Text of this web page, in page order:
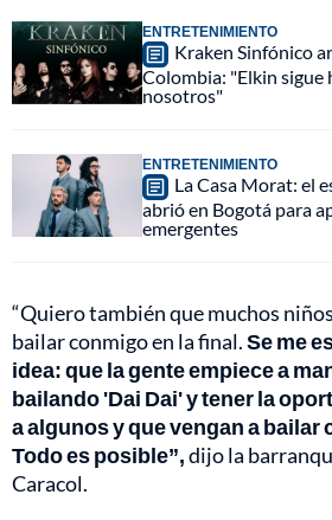
ENTRETENIMIENTO
Kraken Sinfónico
Colombia: "Elkin sigue
nosotros"
ENTRETENIMIENTO
La Casa Morat: el
abrió en Bogotá para
emergentes
“Quiero también que muchos
bailar conmigo en la final.Se me
idea: que la gente empiece a
bailando 'Dai Dai' y tener la
a algunos y que vengan a bailar
Todo es posible”,dijo la
Caracol.